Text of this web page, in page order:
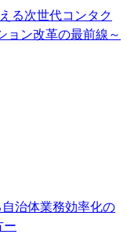
る次世代コンタク
ョン改革の最前線～
治体業務効率化の